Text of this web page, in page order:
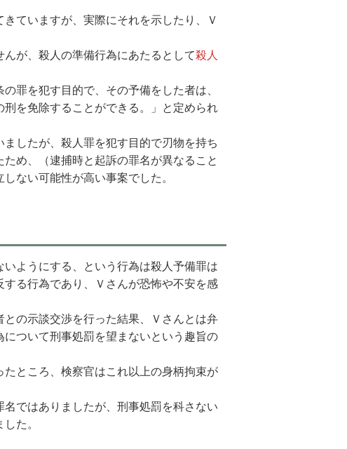
ていますが、実際にそれを示したり、Ｖ
が、殺人の準備行為にあたるとして殺人
罪を犯す目的で、その予備をした者は、
を免除することができる。」と定められ
したが、殺人罪を犯す目的で刃物を持ち
め、（逮捕時と起訴の罪名が異なること
ない可能性が高い事案でした。
ようにする、という行為は殺人予備罪は
する行為であり、Ｖさんが恐怖や不安を感
の示談交渉を行った結果、Ｖさんとは弁
ついて刑事処罰を望まないという趣旨の
ところ、検察官はこれ以上の身柄拘束が
名ではありましたが、刑事処罰を科さない
た。